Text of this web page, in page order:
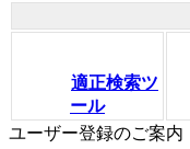
適正検索ツ
ール
ユーザー登録のご案内